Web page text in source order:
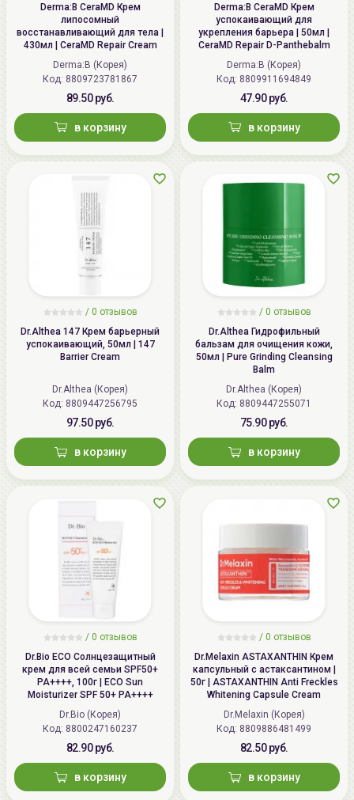
Derma:B CeraMD Крем
липосомный
восстанавливающий для тела |
430мл | CeraMD Repair Cream
Derma:B (Корея)
Код: 8809723781867
89.50 руб.
в корзину
Derma:B CeraMD Крем
успокаивающий для
укрепления барьера | 50мл |
CeraMD Repair D-Panthebalm
Derma:B (Корея)
Код: 8809911694849
47.90 руб.
в корзину
/ 0 отзывов
Dr.Althea 147 Крем барьерный
успокаивающий, 50мл | 147
Barrier Cream
Dr.Althea (Корея)
Код: 8809447256795
97.50 руб.
в корзину
/ 0 отзывов
Dr.Althea Гидрофильный
бальзам для очищения кожи,
50мл | Pure Grinding Cleansing
Balm
Dr.Althea (Корея)
Код: 8809447255071
75.90 руб.
в корзину
/ 0 отзывов
Dr.Bio ECO Солнцезащитный
крем для всей семьи SPF50+
PA++++, 100г | ECO Sun
Moisturizer SPF 50+ PA++++
Dr.Bio (Корея)
Код: 8800247160237
82.90 руб.
в корзину
/ 0 отзывов
Dr.Melaxin ASTAXANTHIN Крем
капсульный с астаксантином |
50г | ASTAXANTHIN Anti Freckles
Whitening Capsule Cream
Dr.Melaxin (Корея)
Код: 8809886481499
82.50 руб.
в корзину